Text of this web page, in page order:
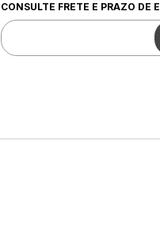
CONSULTE FRETE E PRAZO DE